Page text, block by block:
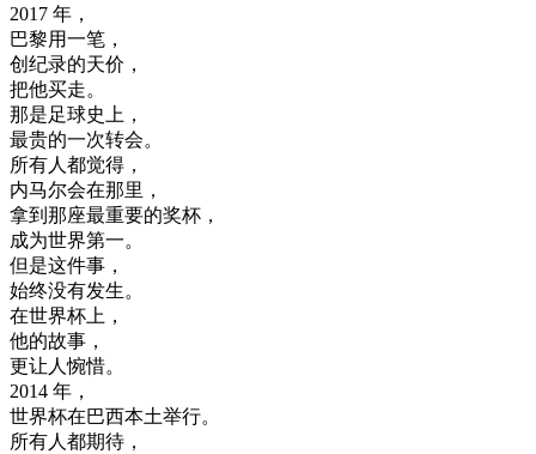
2017 年 ，
巴黎用一笔 ，
创纪录的天价 ，
把他买走。
那是足球史上 ，
最贵的一次转会。
所有人都觉得 ，
内马尔会在那里 ，
拿到 那座最重要的奖杯 ，
成为世界第一。
但是这件事 ，
始终没有发生。
在世界杯上 ，
他的故事 ，
更让人惋惜。
2014 年 ，
世界杯在巴西本土举行。
所有人都期待 ，